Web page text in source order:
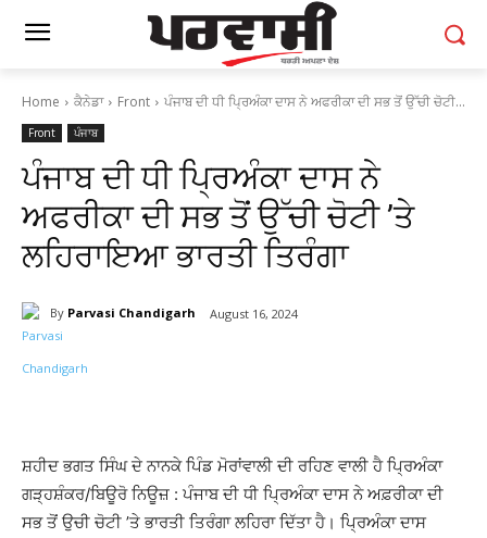
Home ਕੈਨੇਡਾ Front ਪੰਜਾਬ ਦੀ ਧੀ ਪਿ੍ਰਅੰਕਾ ਦਾਸ ਨੇ ਅਫਰੀਕਾ ਦੀ ਸਭ ਤੋਂ ਉੱਚੀ ਚੋਟੀ...
Front ਪੰਜਾਬ
ਪੰਜਾਬ ਦੀ ਧੀ ਪਿ੍ਰਅੰਕਾ ਦਾਸ ਨੇ
ਅਫਰੀਕਾ ਦੀ ਸਭ ਤੋਂ ਉੱਚੀ ਚੋਟੀ ’ਤੇ
ਲਹਿਰਾਇਆ ਭਾਰਤੀ ਤਿਰੰਗਾ
By Parvasi Chandigarh August 16, 2024
ਸ਼ਹੀਦ ਭਗਤ ਸਿੰਘ ਦੇ ਨਾਨਕੇ ਪਿੰਡ ਮੋਰਾਂਵਾਲੀ ਦੀ ਰਹਿਣ ਵਾਲੀ ਹੈ ਪਿ੍ਰਅੰਕਾ
ਗੜ੍ਹਸ਼ੰਕਰ/ਬਿਊਰੋ ਨਿਊਜ਼ : ਪੰਜਾਬ ਦੀ ਧੀ ਪਿ੍ਰਅੰਕਾ ਦਾਸ ਨੇ ਅਫ਼ਰੀਕਾ ਦੀ
ਸਭ ਤੋਂ ਉਚੀ ਚੋਟੀ ’ਤੇ ਭਾਰਤੀ ਤਿਰੰਗਾ ਲਹਿਰਾ ਦਿੱਤਾ ਹੈ। ਪਿ੍ਰਅੰਕਾ ਦਾਸ